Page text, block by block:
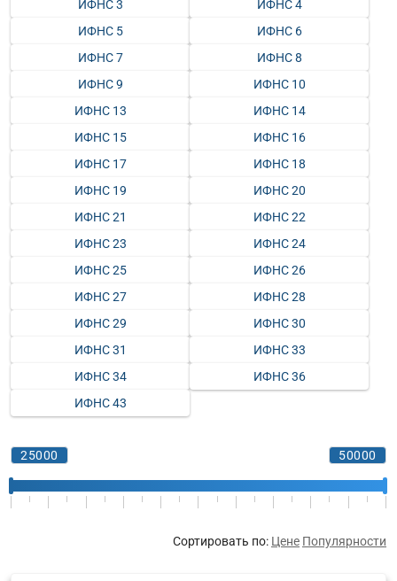
ИФНС 3
ИФНС 4
ИФНС 5
ИФНС 6
ИФНС 7
ИФНС 8
ИФНС 9
ИФНС 10
ИФНС 13
ИФНС 14
ИФНС 15
ИФНС 16
ИФНС 17
ИФНС 18
ИФНС 19
ИФНС 20
ИФНС 21
ИФНС 22
ИФНС 23
ИФНС 24
ИФНС 25
ИФНС 26
ИФНС 27
ИФНС 28
ИФНС 29
ИФНС 30
ИФНС 31
ИФНС 33
ИФНС 34
ИФНС 36
ИФНС 43
Сортировать по: Цене Популярности